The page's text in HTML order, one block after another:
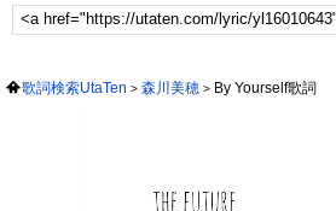
歌詞検索UtaTen 森川美穂 By Yourself歌詞